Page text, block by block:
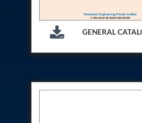
Hydraulic Proof Pressure Test Rig
Light Strike Vehicle Modification
Program
Safety Systems
System
Engine Test Cell Data Acquisition
GENERAL